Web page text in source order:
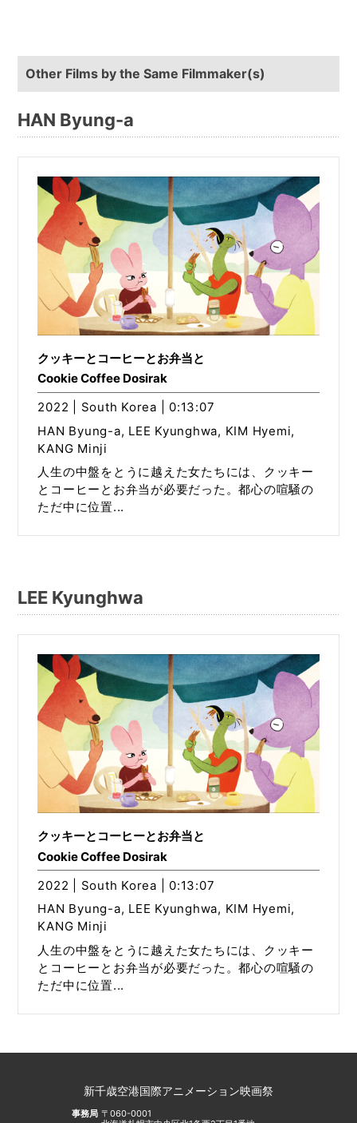
Other Films by the Same Filmmaker(s)
HAN Byung-a
クッキーとコーヒーとお弁当と
Cookie Coffee Dosirak
2022 | South Korea | 0:13:07
HAN Byung-a, LEE Kyunghwa, KIM Hyemi,
KANG Minji
人生の中盤をとうに越えた女たちには、クッキー
とコーヒーとお弁当が必要だった。都心の喧騒の
ただ中に位置...
LEE Kyunghwa
クッキーとコーヒーとお弁当と
Cookie Coffee Dosirak
2022 | South Korea | 0:13:07
HAN Byung-a, LEE Kyunghwa, KIM Hyemi,
KANG Minji
人生の中盤をとうに越えた女たちには、クッキー
とコーヒーとお弁当が必要だった。都心の喧騒の
ただ中に位置...
新千歳空港国際アニメーション映画祭
事務局 〒060-0001